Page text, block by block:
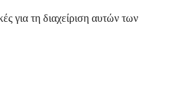
για τη διαχείριση αυτών των